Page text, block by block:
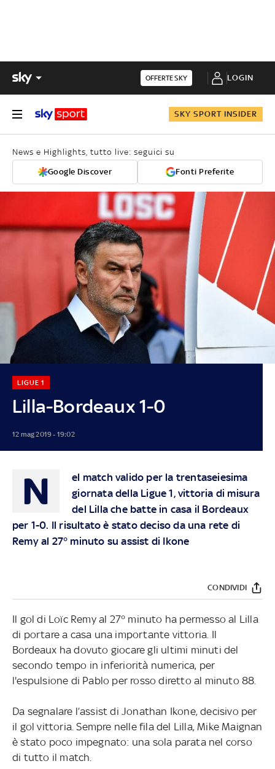
OFFERTE SKY LOGIN
SKY SPORT INSIDER
News e Highlights, tutto live: seguici su
Google Discover Fonti Preferite
Lilla-Bordeaux 1-0
LIGUE 1
12 mag 2019 - 19:02
N
el match valido per la trentaseiesima
giornata della Ligue 1, vittoria di misura
del Lilla che batte in casa il Bordeaux
per 1-0. Il risultato è stato deciso da una rete di
Remy al 27° minuto su assist di Ikone
CONDIVIDI
Il gol di Loïc Remy al 27° minuto ha permesso al Lilla
di portare a casa una importante vittoria. Il
Bordeaux ha dovuto giocare gli ultimi minuti del
secondo tempo in inferiorità numerica, per
l'espulsione di Pablo per rosso diretto al minuto 88.
Da segnalare l’assist di Jonathan Ikone, decisivo per
il gol vittoria. Sempre nelle fila del Lilla, Mike Maignan
è stato poco impegnato: una sola parata nel corso
di tutto il match.